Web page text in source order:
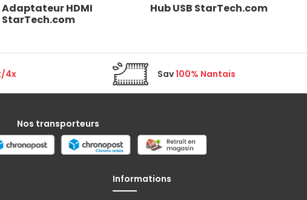
Adaptateur HDMI
StarTech.com
Hub USB StarTech.com
4x Sav100% Nantais
Nos transporteurs
Informations